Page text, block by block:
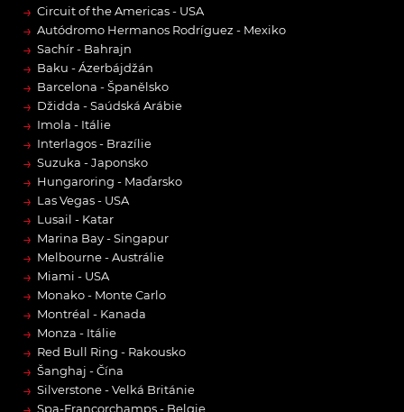
→ Circuit of the Americas - USA
→ Autódromo Hermanos Rodríguez - Mexiko
→ Sachír - Bahrajn
→ Baku - Ázerbájdžán
→ Barcelona - Španělsko
→ Džidda - Saúdská Arábie
→ Imola - Itálie
→ Interlagos - Brazílie
→ Suzuka - Japonsko
→ Hungaroring - Maďarsko
→ Las Vegas - USA
→ Lusail - Katar
→ Marina Bay - Singapur
→ Melbourne - Austrálie
→ Miami - USA
→ Monako - Monte Carlo
→ Montréal - Kanada
→ Monza - Itálie
→ Red Bull Ring - Rakousko
→ Šanghaj - Čína
→ Silverstone - Velká Británie
Spa-Francorchamps - Belgie